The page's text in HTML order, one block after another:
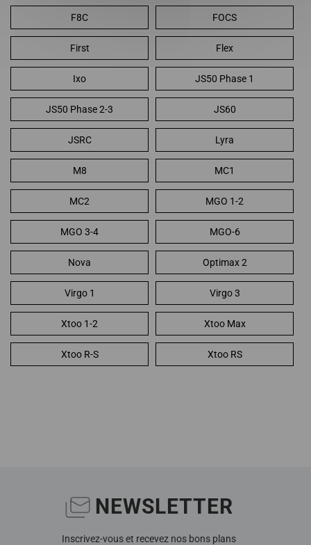
F8C FOCS
First Flex
Ixo JS50 Phase 1
JS50 Phase 2-3 JS60
JSRC Lyra
M8 MC1
MC2 MGO 1-2
MGO 3-4 MGO-6
Nova Optimax 2
Virgo 1 Virgo 3
Xtoo 1-2 Xtoo Max
Xtoo R-S Xtoo RS
NEWSLETTER
Inscrivez-vous et recevez nos bons plans